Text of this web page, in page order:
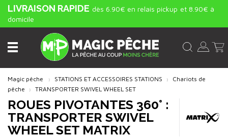
LIVRAISON RAPIDE dès 6.90€ en relais pickup et 8.90€ à
domicile
Magic pêche STATIONS ET ACCESSOIRES STATIONS
Chariots de
pêche
TRANSPORTER SWIVEL WHEEL SET
ROUES PIVOTANTES 360° :
TRANSPORTER SWIVEL
WHEEL SET MATRIX